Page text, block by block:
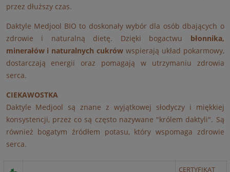
przez dłuższy czas.
Daktyle Medjool BIO to doskonały wybór dla osób dbających o
zdrowie i naturalną dietę. Dzięki bogactwu błonnika,
minerałów i naturalnych cukrów wspierają układ pokarmowy,
dostarczają energii oraz pomagają w utrzymaniu zdrowia
serca.
CIEKAWOSTKA
Daktyle Medjool są znane z wyjątkowej słodyczy i miękkiej
konsystencji, przez co są często nazywane "królem daktyli". Są
również bogatym źródłem potasu, który wspomaga zdrowie
serca.
CERTYFIKAT